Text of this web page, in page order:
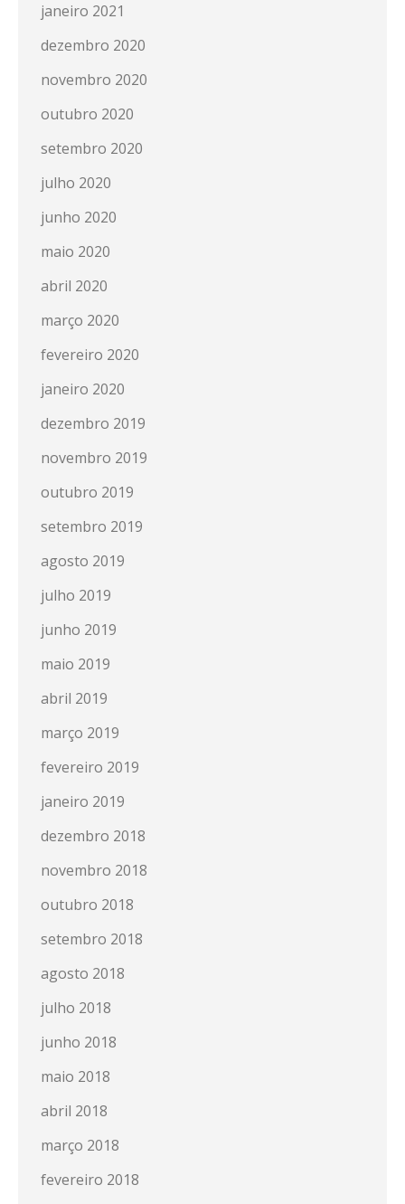
janeiro 2021
dezembro 2020
novembro 2020
outubro 2020
setembro 2020
julho 2020
junho 2020
maio 2020
abril 2020
março 2020
fevereiro 2020
janeiro 2020
dezembro 2019
novembro 2019
outubro 2019
setembro 2019
agosto 2019
julho 2019
junho 2019
maio 2019
abril 2019
março 2019
fevereiro 2019
janeiro 2019
dezembro 2018
novembro 2018
outubro 2018
setembro 2018
agosto 2018
julho 2018
junho 2018
maio 2018
abril 2018
março 2018
fevereiro 2018